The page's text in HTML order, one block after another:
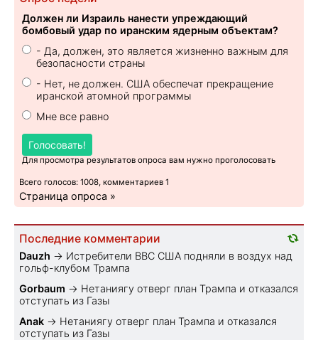
Должен ли Израиль нанести упреждающий
бомбовый удар по иранским ядерным объектам?
- Да, должен, это является жизненно важным для
безопасности страны
- Нет, не должен. США обеспечат прекращение
иранской атомной программы
Мне все равно
Голосовать!
Для просмотра результатов опроса вам нужно проголосовать
Всего голосов: 1008, комментариев 1
Страница опроса »
Последние комментарии
Dauzh → Истребители ВВС США подняли в воздух над
гольф-клубом Трампа
Gorbaum → Нетаниягу отверг план Трампа и отказался
отступать из Газы
Anak → Нетаниягу отверг план Трампа и отказался
отступать из Газы